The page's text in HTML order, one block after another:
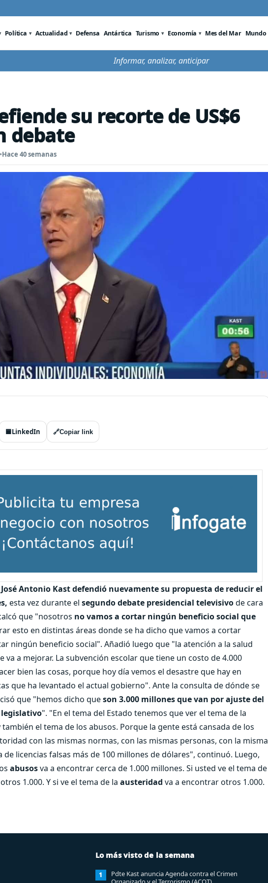
Política Actualidad Defensa Antártica Turismo Economía Mes del Mar Mundo
Informar, analizar, anticipar
su recorte de US$6
debate
•Hace 40 semanas
🟦LinkedIn 🔗Copiar link
Antonio Kast defendió nuevamente su propuesta de reducir el
esta vez durante el segundo debate presidencial televisivode cara
que "nosotros no vamos a cortar ningún beneficio social que
esto en distintas áreas donde se ha dicho que vamos a cortar
ningún beneficio social". Añadió luego que "la atención a la salud
a mejorar. La subvención escolar que tiene un costo de 4.000
bien las cosas, porque hoy día vemos el desastre que hay en
que ha levantado el actual gobierno". Ante la consulta de dónde se
que "hemos dicho queson 3.000 millones que van por ajuste del
legislativo". "En el tema del Estado tenemos que ver el tema de la
el tema de los abusos. Porque la gente está cansada de los
con las mismas normas, con las mismas personas, con la misma
licencias falsas más de 100 millones de dólares", continuó. Luego,
abusosva a encontrar cerca de 1.000 millones. Si usted ve el tema de
1.000. Y si ve el tema de la austeridad va a encontrar otros 1.000.
Lo más visto de la semana
1
Pdte Kast anuncia Agenda contra el Crimen